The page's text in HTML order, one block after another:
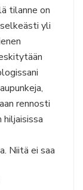
tilanne on
yli
rennosti
Niitä ei saa